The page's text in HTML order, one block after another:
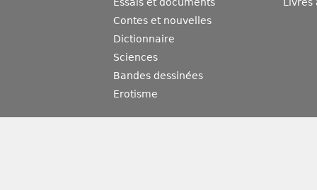
Essais et documents
Contes et nouvelles
Dictionnaire
Sciences
Bandes dessinées
Erotisme
Livres